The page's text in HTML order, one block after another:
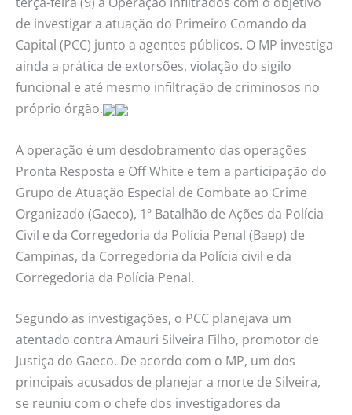
de investigar a atuação do Primeiro Comando da
Capital (PCC) junto a agentes públicos. O MP investiga
ainda a prática de extorsões, violação do sigilo
funcional e até mesmo infiltração de criminosos no
próprio órgão.
A operação é um desdobramento das operações
Pronta Resposta e Off White e tem a participação do
Grupo de Atuação Especial de Combate ao Crime
Organizado (Gaeco), 1º Batalhão de Ações da Polícia
Civil e da Corregedoria da Polícia Penal (Baep) de
Campinas, da Corregedoria da Polícia civil e da
Corregedoria da Polícia Penal.
Segundo as investigações, o PCC planejava um
atentado contra Amauri Silveira Filho, promotor de
Justiça do Gaeco. De acordo com o MP, um dos
principais acusados de planejar a morte de Silveira,
se reuniu com o chefe dos investigadores da